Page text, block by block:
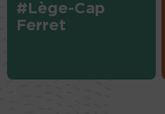
#Lège-Cap
Ferret